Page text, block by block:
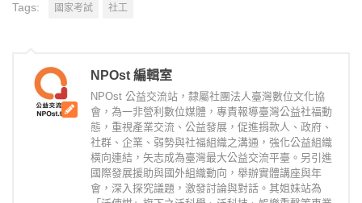
Tags: 國家考試 社工
NPOst 編輯室
NPOst 公益交流站，隸屬社團法人臺灣數位文化協
會，為一非營利數位媒體，專責報導臺灣公益社福動
態，重視產業交流、公益發展，促進捐款人、政府、
社群、企業、弱勢與社福組織之溝通，強化公益組織
橫向連結，矢志成為臺灣最大公益交流平臺。另引進
國際發展援助與國外組織動向，舉辦實體講座與年
會，深入探究議題，激發討論與對話。其姐妹站為